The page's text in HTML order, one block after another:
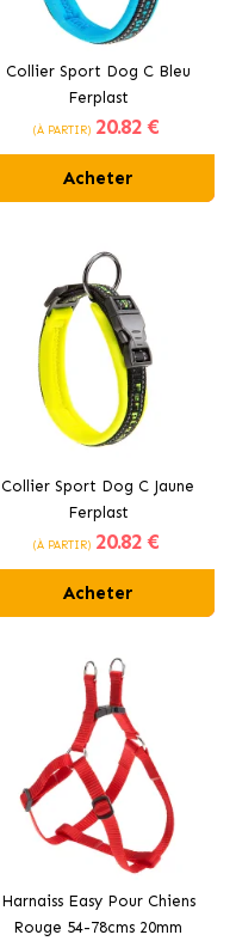
Collier Sport Dog C Bleu
Ferplast
(À PARTIR) 20.82 €
Acheter
Collier Sport Dog C Jaune
Ferplast
(À PARTIR) 20.82 €
Acheter
Harnaiss Easy Pour Chiens
Rouge 54-78cms 20mm